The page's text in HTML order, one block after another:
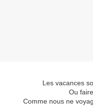
Les vacances
Ou
Comme nous ne